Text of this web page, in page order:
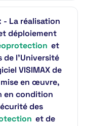
- La réalisation
déploiement
et
l’Université
VISIMAX de
en œuvre,
en condition
des
et de